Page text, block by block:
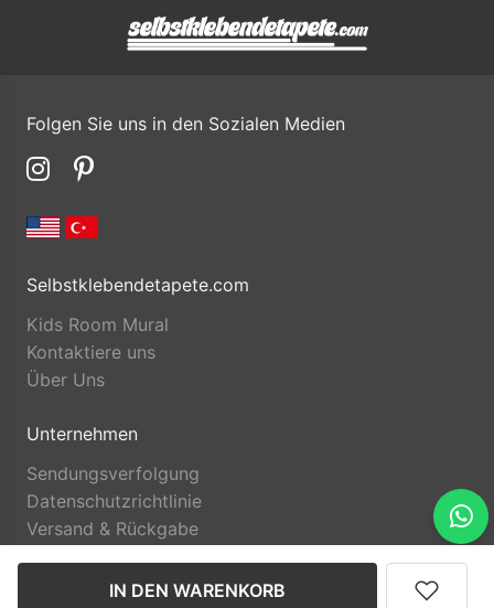
IN DEN WARENKORB
Folgen Sie uns in den Sozialen Medien
Selbstklebendetapete.com
Kids Room Mural
Kontaktiere uns
Über Uns
Unternehmen
Sendungsverfolgung
Datenschutzrichtlinie
Versand & Rückgabe